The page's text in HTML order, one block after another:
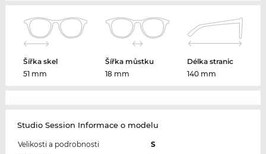
Šířka skel
51 mm
Šířka můstku
18 mm
Délka stranic
140 mm
Studio Session Informace o modelu
Velikosti a podrobnosti
S